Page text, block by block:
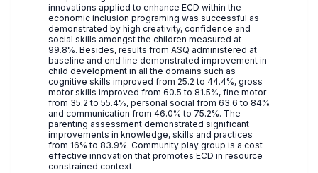
innovations applied to enhance ECD within the
economic inclusion programing was successful as
demonstrated by high creativity, confidence and
social skills amongst the children measured at
99.8%. Besides, results from ASQ administered at
baseline and end line demonstrated improvement in
child development in all the domains such as
cognitive skills improved from 25.2 to 44.4%, gross
motor skills improved from 60.5 to 81.5%, fine motor
from 35.2 to 55.4%, personal social from 63.6 to 84%
and communication from 46.0% to 75.2%. The
parenting assessment demonstrated significant
improvements in knowledge, skills and practices
from 16% to 83.9%. Community play group is a cost
effective innovation that promotes ECD in resource
constrained context.